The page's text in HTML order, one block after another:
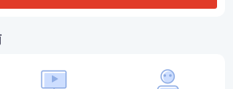
期吗？
行的2次考试为一个周期的滚动管